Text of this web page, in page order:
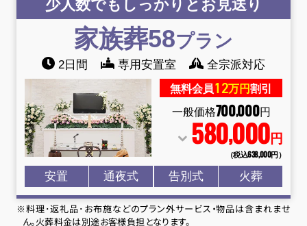
少人数でもしっかりとお見送り
家族葬58プラン
2日間 専用安置室 全宗派対応
無料会員12万円割引
一般価格700,000円
580,000円
（税込638,000円）
安置 通夜式 告別式 火葬
※料理･返礼品･お布施などのプラン外サービス・物品は含まれませ
ん。火葬料金は別途お客様負担となります。